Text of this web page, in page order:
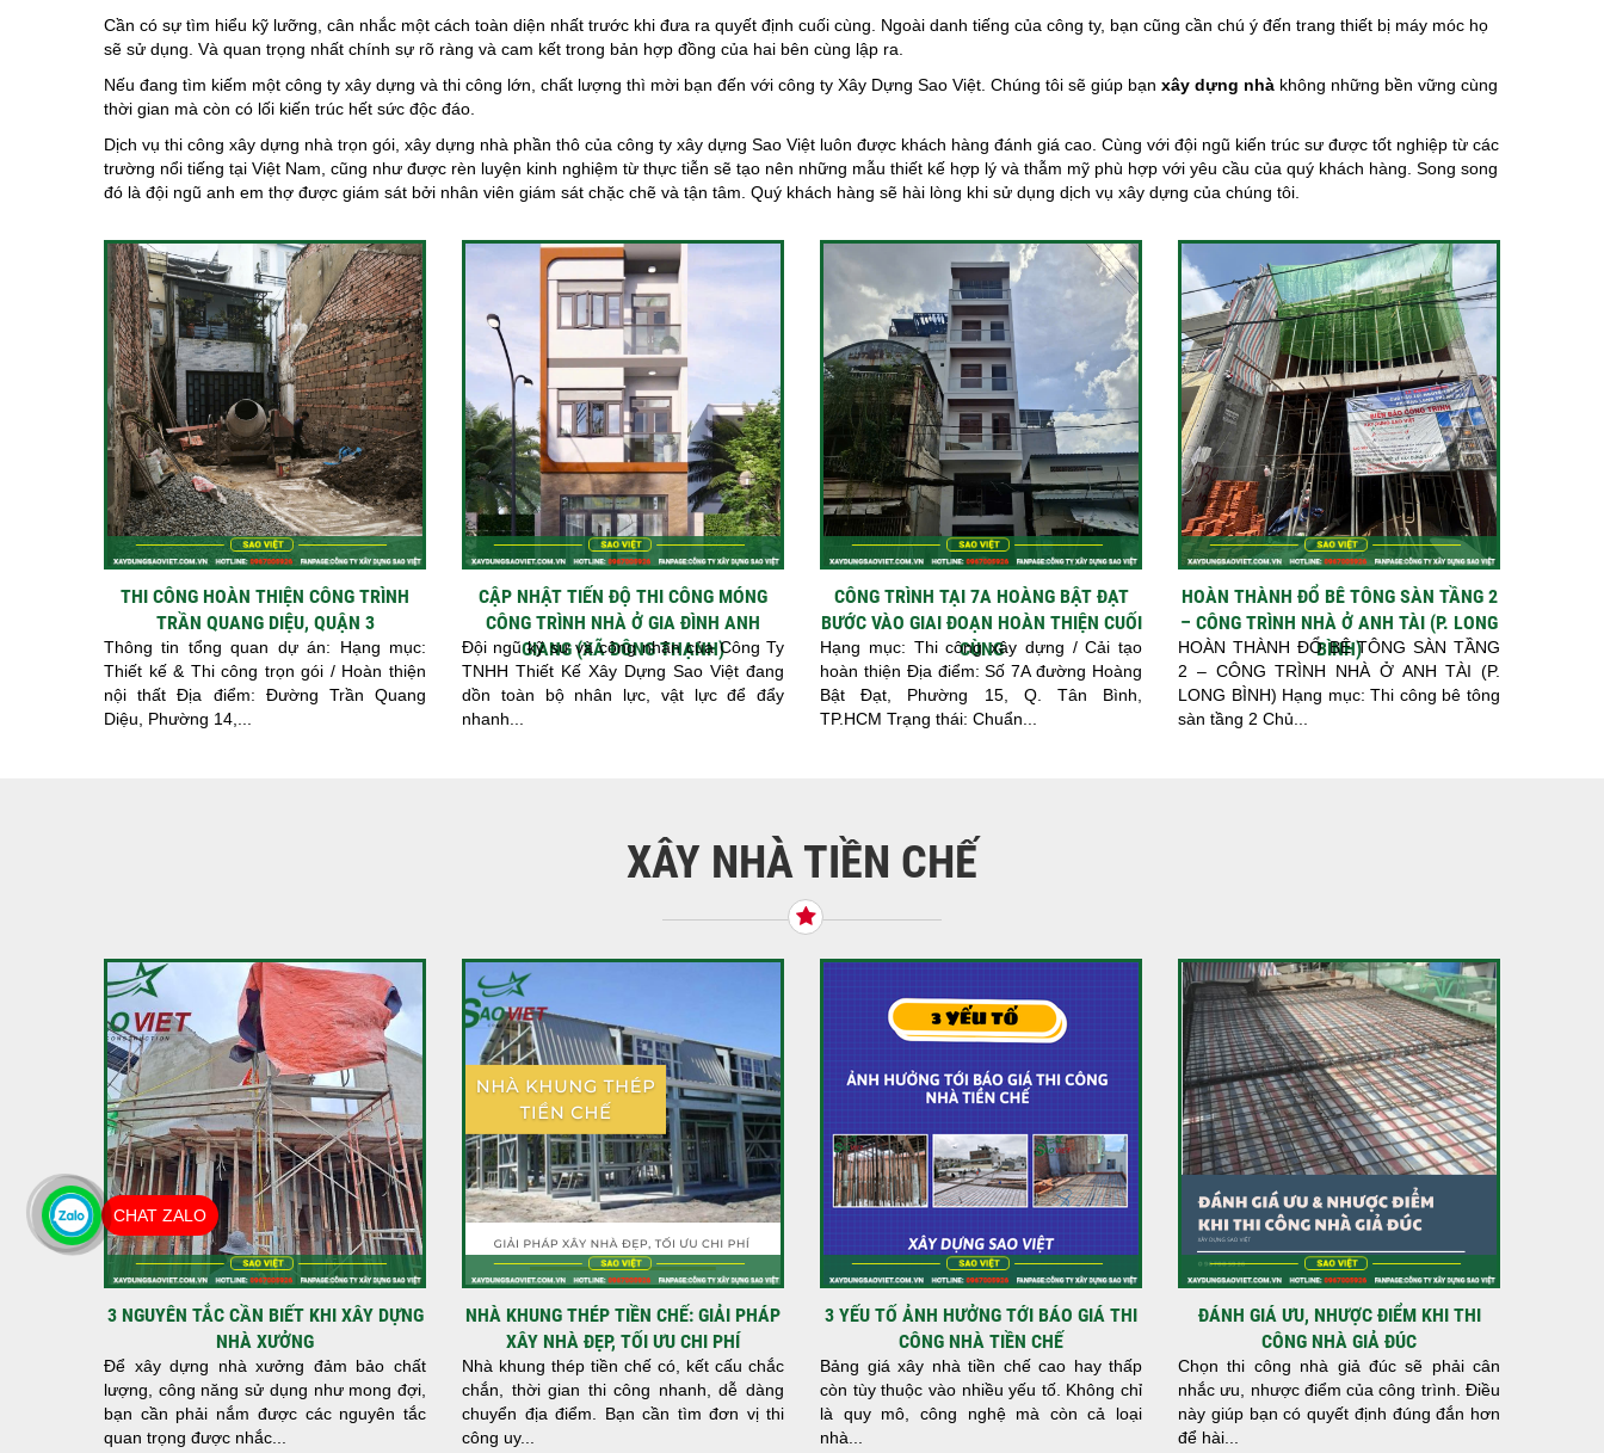
Cần có sự tìm hiểu kỹ lưỡng, cân nhắc một cách toàn diện nhất trước khi đưa ra quyết định cuối cùng. Ngoài danh tiếng của công ty, bạn cũng cần chú ý đến trang thiết bị máy móc họ
sẽ sử dụng. Và quan trọng nhất chính sự rõ ràng và cam kết trong bản hợp đồng của hai bên cùng lập ra.
Nếu đang tìm kiếm một công ty xây dựng và thi công lớn, chất lượng thì mời bạn đến với công ty Xây Dựng Sao Việt. Chúng tôi sẽ giúp bạn xây dựng nhà không những bền vững cùng
thời gian mà còn có lối kiến trúc hết sức độc đáo.
Dịch vụ thi công xây dựng nhà trọn gói xây dựng nhà phần thô của công ty xây dựng Sao Việt luôn được khách hàng đánh giá cao. Cùng với đội ngũ kiến trúc sư được tốt nghiệp từ các
trường nổi tiếng tại Việt Nam, cũng như được rèn luyện kinh nghiệm từ thực tiễn sẽ tạo nên những mẫu thiết kế hợp lý và thẫm mỹ phù hợp với yêu cầu của quý khách hàng. Song song
đó là đội ngũ anh em thợ được giám sát bởi nhân viên giám sát chặc chẽ và tận tâm. Quý khách hàng sẽ hài lòng khi sử dụng dịch vụ xây dựng của chúng tôi.
THI CÔNG HOÀN THIỆN CÔNG TRÌNH
TRẦN QUANG DIỆU, QUẬN 3
Thông tin tổng quan dự án: Hạng mục:
Thiết kế & Thi công trọn gói / Hoàn thiện
nội thất Địa điểm: Đường Trần Quang
Diệu, Phường 14,...
CẬP NHẬT TIẾN ĐỘ THI CÔNG MÓNG
CÔNG TRÌNH NHÀ Ở GIA ĐÌNH ANH
GIANG (XÃ ĐÔNG THẠNH)
Đội ngũ kỹ sư và công nhân của Công Ty
TNHH Thiết Kế Xây Dựng Sao Việt đang
dồn toàn bộ nhân lực, vật lực để đẩy
nhanh...
CÔNG TRÌNH TẠI 7A HOÀNG BẬT ĐẠT
BƯỚC VÀO GIAI ĐOẠN HOÀN THIỆN CUỐI
CÙNG
Hạng mục: Thi công xây dựng / Cải tạo
hoàn thiện Địa điểm: Số 7A đường Hoàng
Bật Đạt, Phường 15, Q. Tân Bình,
TP.HCM Trạng thái: Chuẩn...
HOÀN THÀNH ĐỔ BÊ TÔNG SÀN TẦNG 2
– CÔNG TRÌNH NHÀ Ở ANH TÀI (P. LONG
BÌNH)
HOÀN THÀNH ĐỔ BÊ TÔNG SÀN TẦNG
2 – CÔNG TRÌNH NHÀ Ở ANH TÀI (P.
LONG BÌNH) Hạng mục: Thi công bê tông
sàn tầng 2 Chủ...
XÂY NHÀ TIỀN CHẾ
3 NGUYÊN TẮC CẦN BIẾT KHI XÂY DỰNG
NHÀ XƯỞNG
Để xây dựng nhà xưởng đảm bảo chất
lượng, công năng sử dụng như mong đợi,
bạn cần phải nắm được các nguyên tắc
quan trọng được nhắc...
NHÀ KHUNG THÉP TIỀN CHẾ: GIẢI PHÁP
XÂY NHÀ ĐẸP, TỐI ƯU CHI PHÍ
Nhà khung thép tiền chế có, kết cấu chắc
chắn, thời gian thi công nhanh, dễ dàng
chuyển địa điểm. Bạn cần tìm đơn vị thi
công uy...
3 YẾU TỐ ẢNH HƯỞNG TỚI BÁO GIÁ THI
CÔNG NHÀ TIỀN CHẾ
Bảng giá xây nhà tiền chế cao hay thấp
còn tùy thuộc vào nhiều yếu tố. Không chỉ
là quy mô, công nghệ mà còn cả loại
nhà...
ĐÁNH GIÁ ƯU, NHƯỢC ĐIỂM KHI THI
CÔNG NHÀ GIẢ ĐÚC
Chọn thi công nhà giả đúc sẽ phải cân
nhắc ưu, nhược điểm của công trình. Điều
này giúp bạn có quyết định đúng đắn hơn
để hài...
CHAT ZALO